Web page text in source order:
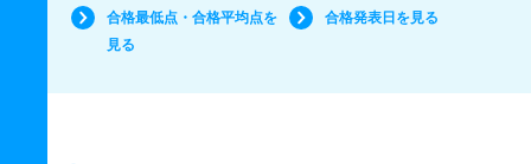
合格最低点・合格平均点を
見る
合格発表日を見る